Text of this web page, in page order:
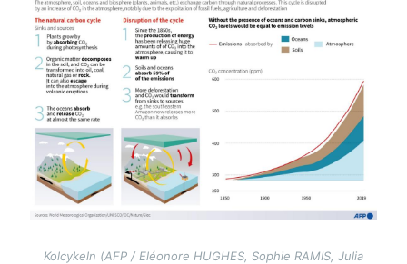
Kolcykeln (AFP / Eléonore HUGHES, Sophie RAMIS, Julia